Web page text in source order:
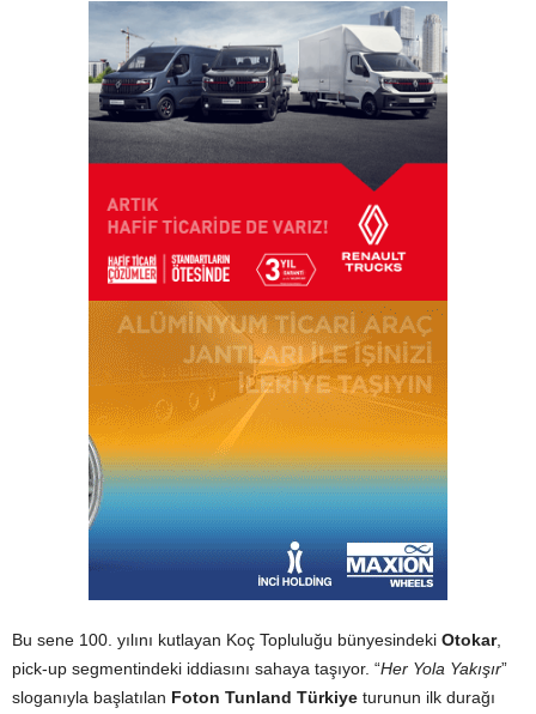
Bu sene 100. yılını kutlayan Koç Topluluğu bünyesindeki Otokar,
pick-up segmentindeki iddiasını sahaya taşıyor. “Her Yola Yakışır”
sloganıyla başlatılan Foton Tunland Türkiye turunun ilk durağı